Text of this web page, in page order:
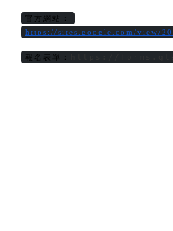
官方網站：
https://sites.google.com/view/
報名表單：